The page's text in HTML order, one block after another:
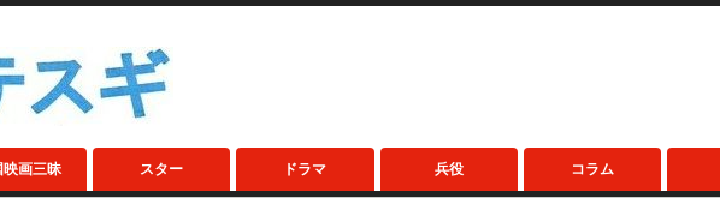
映画三昧 スター ドラマ 兵役 コラム